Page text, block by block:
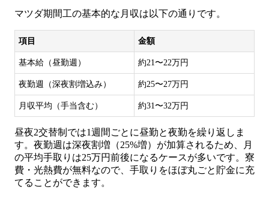
マツダ期間工の基本的な月収は以下の通りです。
項目 金額
基本給（昼勤週） 約21〜22万円
夜勤週（深夜割増込み） 約25〜27万円
月収平均（手当含む） 約31〜32万円
昼夜2交替制では1週間ごとに昼勤と夜勤を繰り返しま
す。夜勤週は深夜割増（25%増）が加算されるため、月
の平均手取りは25万円前後になるケースが多いです。寮
費・光熱費が無料なので、手取りをほぼ丸ごと貯金に充
てることができます。